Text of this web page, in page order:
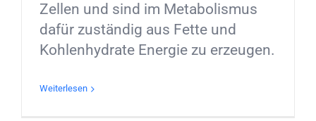
Zellen und sind im Metabolismus
dafür zuständig aus Fette und
Kohlenhydrate Energie zu erzeugen.
Weiterlesen